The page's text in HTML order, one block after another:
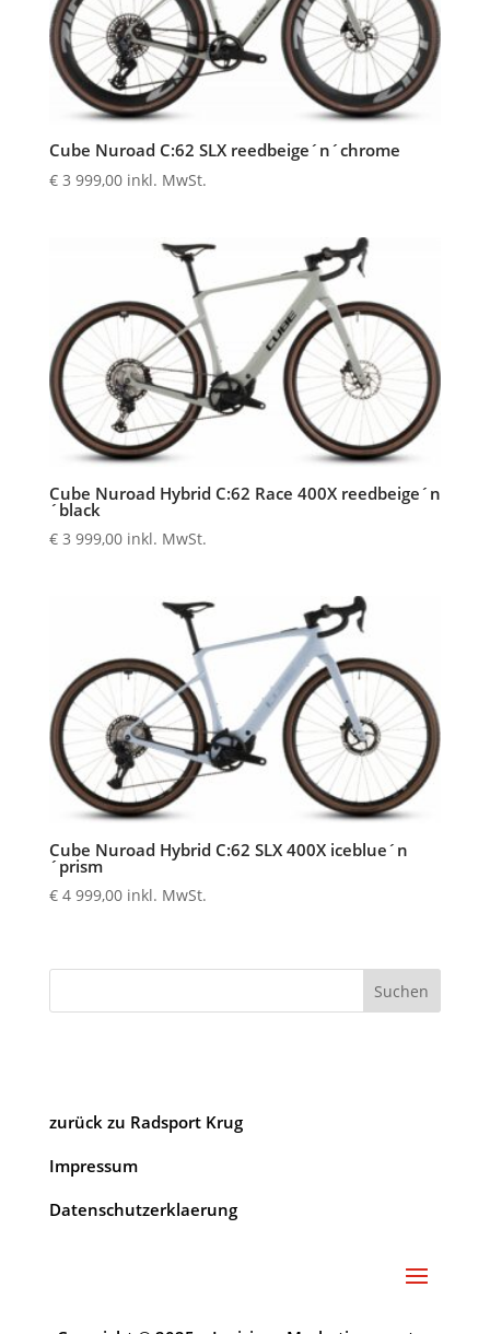
Cube Nuroad C:62 SLX reedbeige´n´chrome
€3 999,00 inkl. MwSt.
Cube Nuroad Hybrid C:62 Race 400X reedbeige´n
´black
€3 999,00 inkl. MwSt.
Cube Nuroad Hybrid C:62 SLX 400X iceblue´n
´prism
€4 999,00 inkl. MwSt.
Suchen
zurück zu Radsport Krug
Impressum
Datenschutzerklaerung